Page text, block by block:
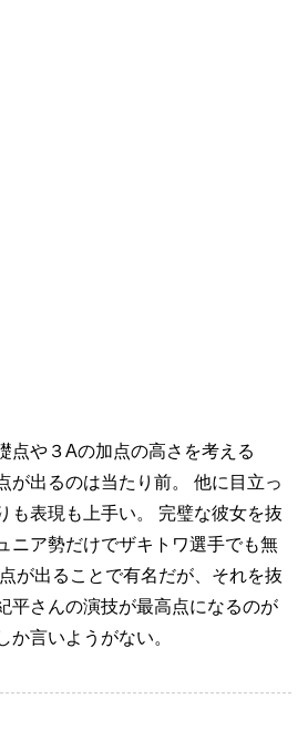
点や３Aの加点の高さを考える
が出るのは当たり前。
他に目立っ
も表現も上手い。
完璧な彼女を抜
ニア勢だけでザキトワ選手でも無
が出ることで有名だが、それを抜
平さんの演技が最高点になるのが
か言いようがない。